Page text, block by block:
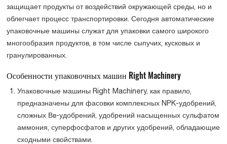
защищает продукты от воздействий окружающей среды, но и
облегчает процесс транспортировки. Сегодня автоматические
упаковочные машины служат для упаковки самого широкого
многообразия продуктов, в том числе сыпучих, кусковых и
гранулированных.
Особенности упаковочных машин Right Machinery
Упаковочные машины Right Machinery, как правило,
предназначены для фасовки комплексных NPK-удобрений,
сложных Вв-удобрений, удобрений насыщенных сульфатом
аммония, суперфосфатов и других удобрений, обладающие
сходными свойствами.